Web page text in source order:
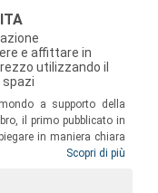
e affittare in
utilizzando il
spazi
a supporto della
il primo pubblicato in
in maniera chiara
tra quelle che nei
ma anche
Scopri di più